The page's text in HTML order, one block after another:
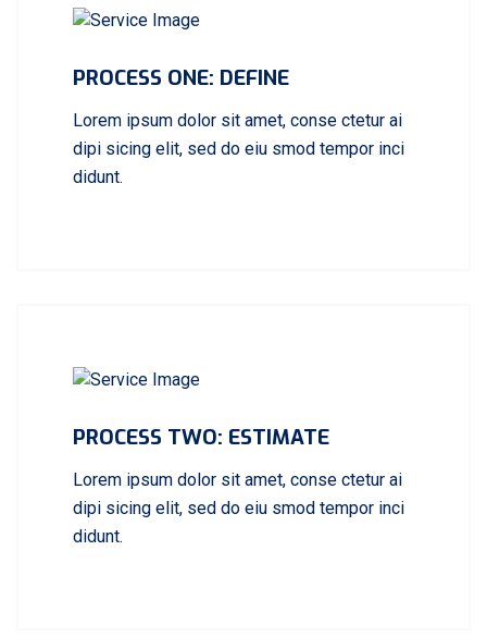
PROCESS ONE: DEFINE
Lorem ipsum dolor sit amet, conse ctetur ai
dipi sicing elit, sed do eiu smod tempor inci
didunt.
PROCESS TWO: ESTIMATE
Lorem ipsum dolor sit amet, conse ctetur ai
dipi sicing elit, sed do eiu smod tempor inci
didunt.